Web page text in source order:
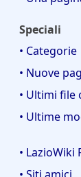
Speciali
• Categorie
• Nuove
• Ultimi file
• Ultime
• LazioWiki